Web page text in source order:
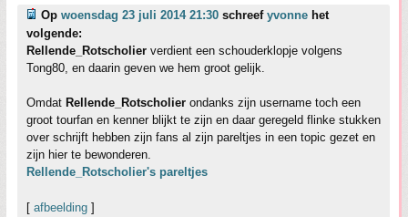
Op woensdag 23 juli 2014 21:30 schreef yvonne het
volgende:
Rellende_Rotscholier verdient een schouderklopje volgens
Tong80, en daarin geven we hem groot gelijk.
Omdat Rellende_Rotscholier ondanks zijn username toch een
groot tourfan en kenner blijkt te zijn en daar geregeld flinke stukken
over schrijft hebben zijn fans al zijn pareltjes in een topic gezet en
zijn hier te bewonderen.
Rellende_Rotscholier's pareltjes
[ afbeelding ]